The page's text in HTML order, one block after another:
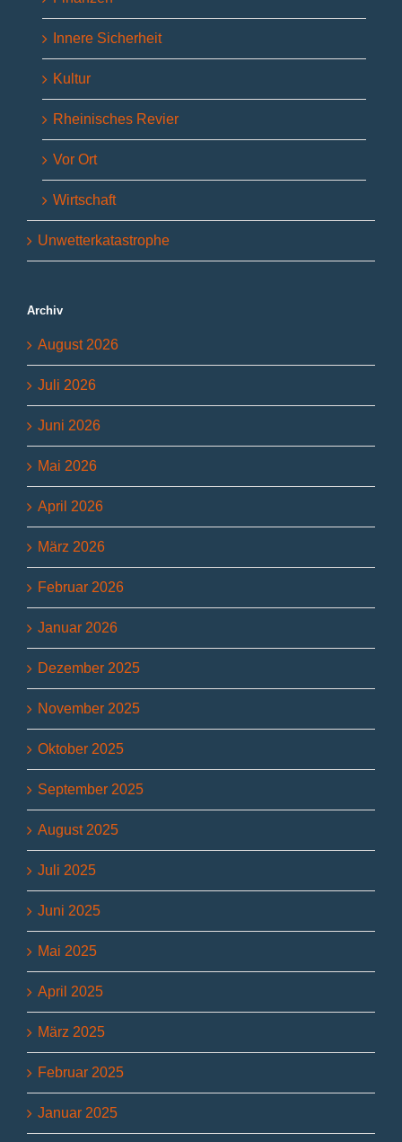
Innere Sicherheit
Kultur
Rheinisches Revier
Vor Ort
Wirtschaft
Unwetterkatastrophe
Archiv
August 2026
Juli 2026
Juni 2026
Mai 2026
April 2026
März 2026
Februar 2026
Januar 2026
Dezember 2025
November 2025
Oktober 2025
September 2025
August 2025
Juli 2025
Juni 2025
Mai 2025
April 2025
März 2025
Februar 2025
Januar 2025